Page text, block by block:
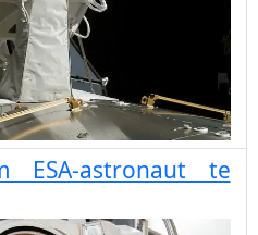
ESA-astronaut te